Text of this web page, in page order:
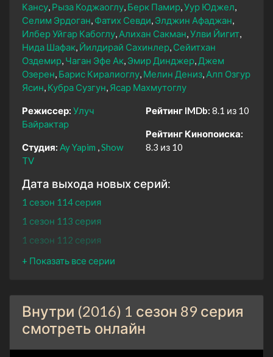
Кансу Рыза Коджаоглу Берк Памир Уур Юджел
Селим Эрдоган Фатих Севди Элджин Афаджан
Илбер Уйгар Кабоглу Алихан Сакман Улви Йигит
Нида Шафак Йилдирай Сахинлер Сейитхан
Оздемир Чаган Эфе Ак Эмир Динджер Джем
Озерен Барис Киралиоглу Мелин Дениз Алп Озгур
Ясин Кубра Сузгун Ясар Махмутоглу
Режиссер: Улуч
Байрактар
Студия: Ay Yapim Show
TV
Рейтинг IMDb: 8.1 из 10
Рейтинг Кинопоиска:
8.3 из 10
Дата выхода новых серий:
1 сезон 114 серия
1 сезон 113 серия
1 сезон 112 серия
1 сезон 111 серия
1 сезон 109 серия
1 сезон 108 серия
1 сезон 107 серия
1 сезон 106 серия
Внутри (2016) 1 сезон 89 серия
смотреть онлайн